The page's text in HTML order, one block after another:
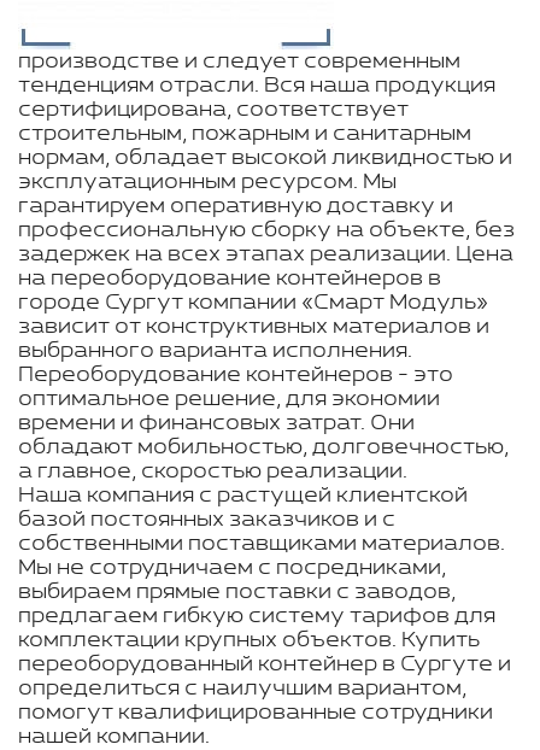
производстве и следует современным
тенденциям отрасли. Вся наша продукция
сертифицирована, соответствует
строительным, пожарным и санитарным
нормам, обладает высокой ликвидностью и
эксплуатационным ресурсом. Мы
гарантируем оперативную доставку и
профессиональную сборку на объекте, без
задержек на всех этапах реализации. Цена
на переоборудование контейнеров в
городе Сургут компании «Смарт Модуль»
зависит от конструктивных материалов и
выбранного варианта исполнения.
Переоборудование контейнеров - это
оптимальное решение, для экономии
времени и финансовых затрат. Они
обладают мобильностью, долговечностью,
а главное, скоростью реализации.
Наша компания с растущей клиентской
базой постоянных заказчиков и с
собственными поставщиками материалов.
Мы не сотрудничаем с посредниками,
выбираем прямые поставки с заводов,
предлагаем гибкую систему тарифов для
комплектации крупных объектов. Купить
переоборудованный контейнер в Сургуте и
определиться с наилучшим вариантом,
помогут квалифицированные сотрудники
нашей компании.